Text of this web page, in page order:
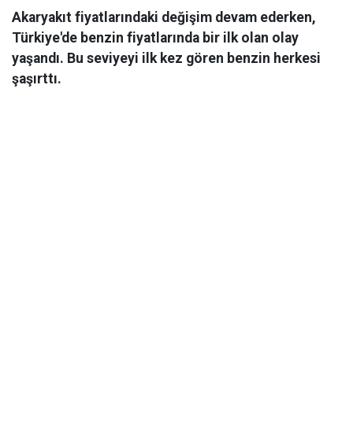
Akaryakıt fiyatlarındaki değişim devam ederken,
Türkiye'de benzin fiyatlarında bir ilk olan olay
yaşandı. Bu seviyeyi ilk kez gören benzin herkesi
şaşırttı.